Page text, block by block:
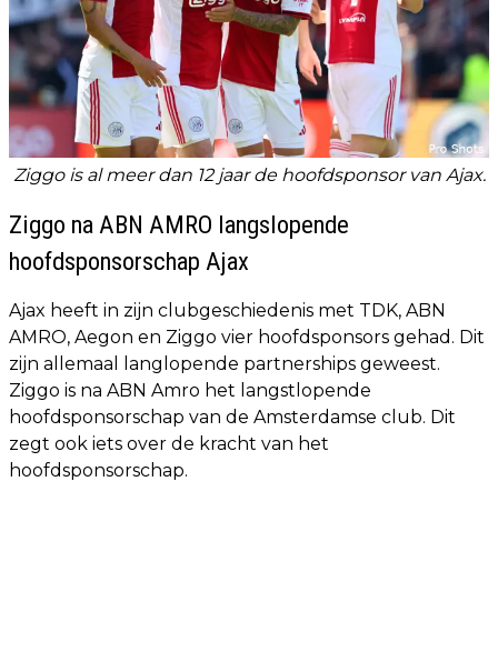
Ziggo is al meer dan 12 jaar de hoofdsponsor van Ajax.
Ziggo na ABN AMRO langslopende
hoofdsponsorschap Ajax
Ajax heeft in zijn clubgeschiedenis met TDK, ABN
AMRO, Aegon en Ziggo vier hoofdsponsors gehad. Dit
zijn allemaal langlopende partnerships geweest.
Ziggo is na ABN Amro het langstlopende
hoofdsponsorschap van de Amsterdamse club. Dit
zegt ook iets over de kracht van het
hoofdsponsorschap.